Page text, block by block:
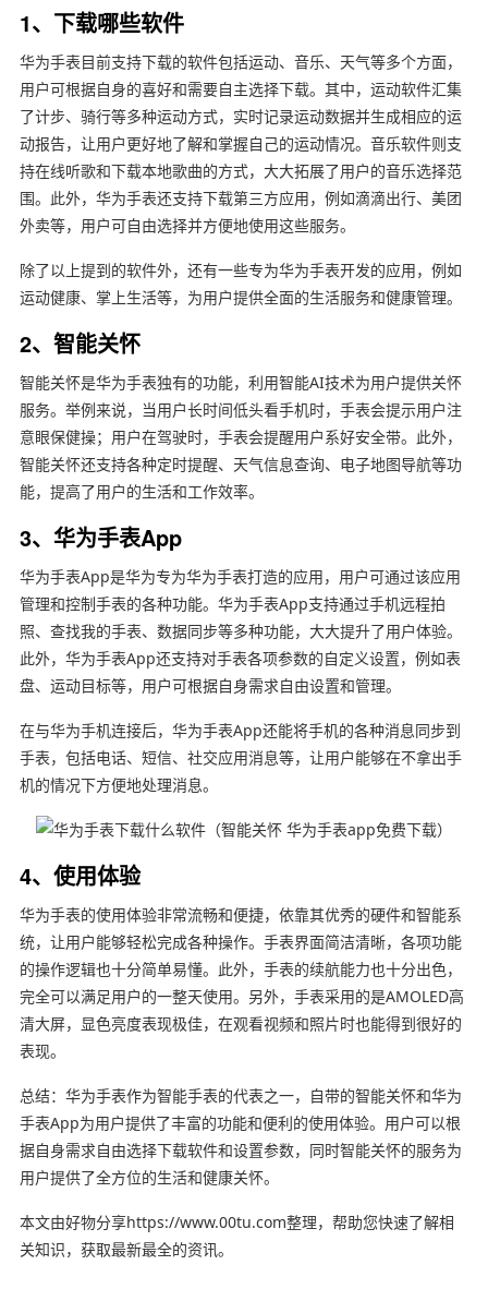
1、下载哪些软件
华为手表目前支持下载的软件包括运动、音乐、天气等多个方面，
用户可根据自身的喜好和需要自主选择下载。其中，运动软件汇集
了计步、骑行等多种运动方式，实时记录运动数据并生成相应的运
动报告，让用户更好地了解和掌握自己的运动情况。音乐软件则支
持在线听歌和下载本地歌曲的方式，大大拓展了用户的音乐选择范
围。此外，华为手表还支持下载第三方应用，例如滴滴出行、美团
外卖等，用户可自由选择并方便地使用这些服务。
除了以上提到的软件外，还有一些专为华为手表开发的应用，例如
运动健康、掌上生活等，为用户提供全面的生活服务和健康管理。
2、智能关怀
智能关怀是华为手表独有的功能，利用智能AI技术为用户提供关怀
服务。举例来说，当用户长时间低头看手机时，手表会提示用户注
意眼保健操；用户在驾驶时，手表会提醒用户系好安全带。此外，
智能关怀还支持各种定时提醒、天气信息查询、电子地图导航等功
能，提高了用户的生活和工作效率。
3、华为手表App
华为手表App是华为专为华为手表打造的应用，用户可通过该应用
管理和控制手表的各种功能。华为手表App支持通过手机远程拍
照、查找我的手表、数据同步等多种功能，大大提升了用户体验。
此外，华为手表App还支持对手表各项参数的自定义设置，例如表
盘、运动目标等，用户可根据自身需求自由设置和管理。
在与华为手机连接后，华为手表App还能将手机的各种消息同步到
手表，包括电话、短信、社交应用消息等，让用户能够在不拿出手
机的情况下方便地处理消息。
4、使用体验
华为手表的使用体验非常流畅和便捷，依靠其优秀的硬件和智能系
统，让用户能够轻松完成各种操作。手表界面简洁清晰，各项功能
的操作逻辑也十分简单易懂。此外，手表的续航能力也十分出色，
完全可以满足用户的一整天使用。另外，手表采用的是AMOLED高
清大屏，显色亮度表现极佳，在观看视频和照片时也能得到很好的
表现。
总结：华为手表作为智能手表的代表之一，自带的智能关怀和华为
手表App为用户提供了丰富的功能和便利的使用体验。用户可以根
据自身需求自由选择下载软件和设置参数，同时智能关怀的服务为
用户提供了全方位的生活和健康关怀。
本文由好物分享https://www.00tu.com整理，帮助您快速了解相
关知识，获取最新最全的资讯。